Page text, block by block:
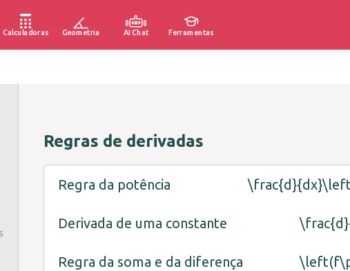
Calculadoras Geometria AI Chat Ferramentas
Regras de derivadas
Regra da potência
Derivada de uma constante
Regra da soma e da diferença